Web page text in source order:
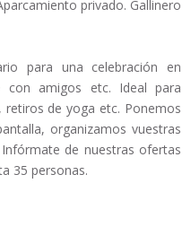
privado. Gallinero
para una celebración en
con amigos etc. Ideal para
retiros de yoga etc. Ponemos
organizamos vuestras
de nuestras ofertas
35 personas.